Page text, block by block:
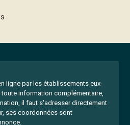
ligne par les établissements eux-
toute information complémentaire,
il faut s'adresser directement
ses coordonnées sont